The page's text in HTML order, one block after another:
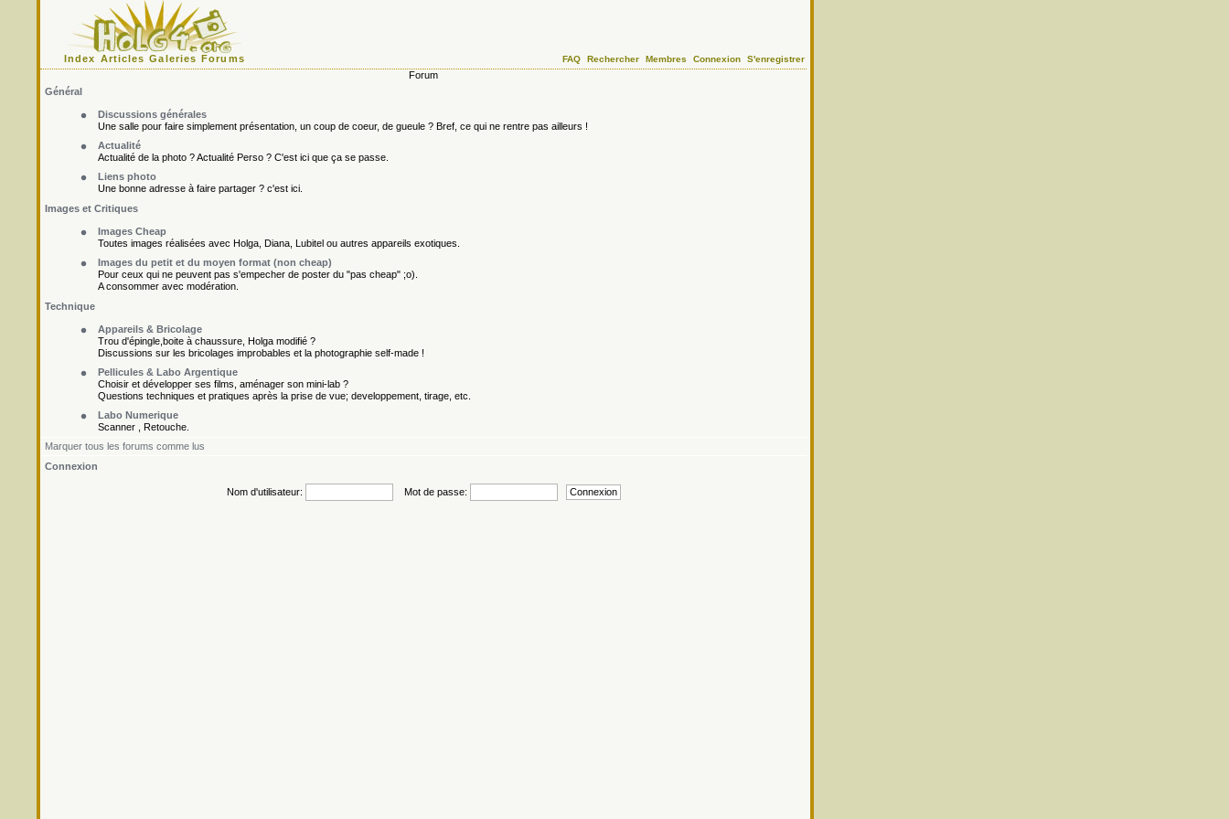
Index Articles Galeries Forums FAQ Rechercher Membres Connexion S'enregistrer
Forum
Général
Discussions générales
Une salle pour faire simplement présentation, un coup de coeur, de gueule ? Bref, ce qui ne rentre pas ailleurs !
Actualité
Actualité de la photo ? Actualité Perso ? C'est ici que ça se passe.
Liens photo
Une bonne adresse à faire partager ? c'est ici.
Images et Critiques
Images Cheap
Toutes images réalisées avec Holga, Diana, Lubitel ou autres appareils exotiques.
Images du petit et du moyen format (non cheap)
Pour ceux qui ne peuvent pas s'empecher de poster du "pas cheap" ;o).
A consommer avec modération.
Technique
Appareils & Bricolage
Trou d'épingle,boite à chaussure, Holga modifié ?
Discussions sur les bricolages improbables et la photographie self-made !
Pellicules & Labo Argentique
Choisir et développer ses films, aménager son mini-lab ?
Questions techniques et pratiques après la prise de vue; developpement, tirage, etc.
Labo Numerique
Scanner , Retouche.
Marquer tous les forums comme lus
Connexion
Nom d'utilisateur: Mot de passe: